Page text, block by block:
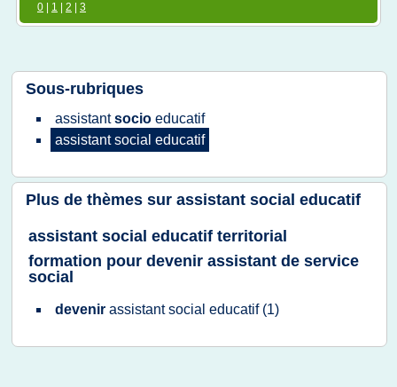
0
1 2 3
Sous-rubriques
assistantsocio educatif
assistant social educatif
Plus de thèmes sur assistant social educatif
assistant social educatif territorial
formation pour devenir assistant de service
social
devenir assistant social educatif (1)